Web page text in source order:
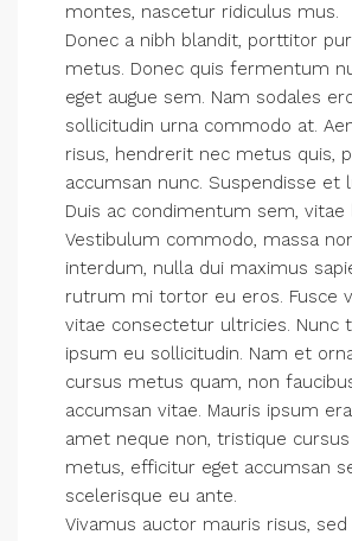
montes, nascetur ridiculus mus.
Donec a nibh blandit, porttitor
metus. Donec quis fermentum
eget augue sem. Nam sodales
sollicitudin urna commodo at.
risus, hendrerit nec metus quis,
accumsan nunc. Suspendisse et
Duis ac condimentum sem, vitae
Vestibulum commodo, massa
interdum, nulla dui maximus
rutrum mi tortor eu eros. Fusce
vitae consectetur ultricies. Nunc
ipsum eu sollicitudin. Nam et
cursus metus quam, non
accumsan vitae. Mauris ipsum
amet neque non, tristique
metus, efficitur eget accumsan
scelerisque eu ante.
Vivamus auctor mauris risus, sed